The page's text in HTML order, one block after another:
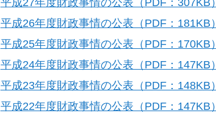
平成26年度財政事情の公表（PDF：181KB）
平成25年度財政事情の公表（PDF：170KB）
平成24年度財政事情の公表（PDF：147KB）
平成23年度財政事情の公表（PDF：148KB）
平成22年度財政事情の公表（PDF：147KB）